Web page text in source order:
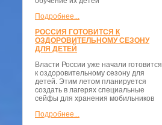
Подробнее...
РОССИЯ ГОТОВИТСЯ К
ОЗДОРОВИТЕЛЬНОМУ СЕЗОНУ
ДЛЯ ДЕТЕЙ
Власти России уже начали готовится
к оздоровительному сезону для
детей. Этим летом планируется
создать в лагерях специальные
сейфы для хранения мобильников
Подробнее...